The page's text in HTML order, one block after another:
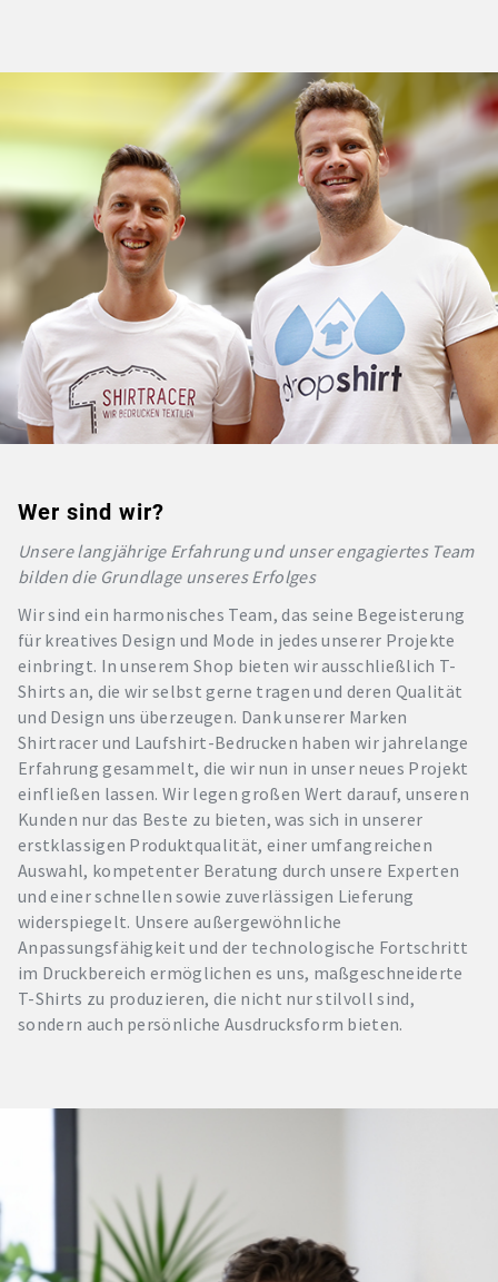
Wer sind wir?
Unsere langjährige Erfahrung und unser engagiertes Team
bilden die Grundlage unseres Erfolges
Wir sind ein harmonisches Team, das seine Begeisterung
für kreatives Design und Mode in jedes unserer Projekte
einbringt. In unserem Shop bieten wir ausschließlich T-
Shirts an, die wir selbst gerne tragen und deren Qualität
und Design uns überzeugen. Dank unserer Marken
Shirtracer und Laufshirt-Bedrucken haben wir jahrelange
Erfahrung gesammelt, die wir nun in unser neues Projekt
einfließen lassen. Wir legen großen Wert darauf, unseren
Kunden nur das Beste zu bieten, was sich in unserer
erstklassigen Produktqualität, einer umfangreichen
Auswahl, kompetenter Beratung durch unsere Experten
und einer schnellen sowie zuverlässigen Lieferung
widerspiegelt. Unsere außergewöhnliche
Anpassungsfähigkeit und der technologische Fortschritt
im Druckbereich ermöglichen es uns, maßgeschneiderte
T-Shirts zu produzieren, die nicht nur stilvoll sind,
sondern auch persönliche Ausdrucksform bieten.